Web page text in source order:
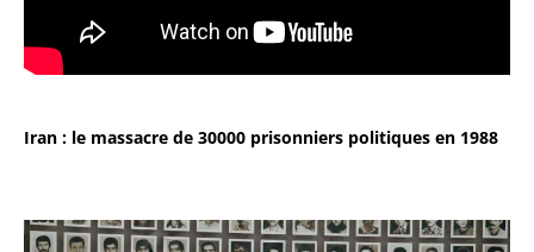
Iran : le massacre de 30000 prisonniers politiques en 1988